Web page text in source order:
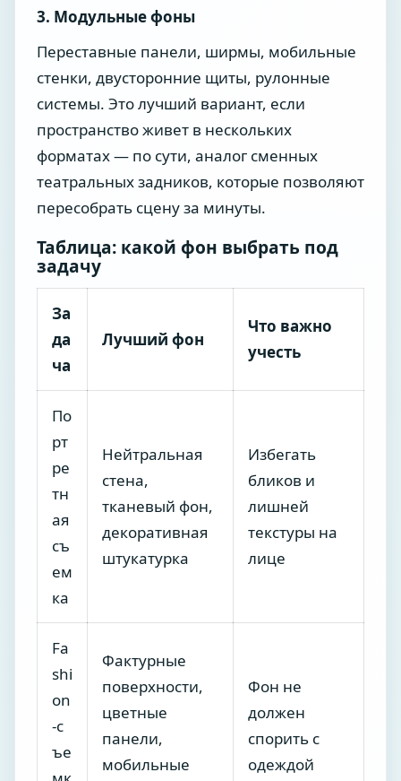
3. Модульные фоны
Переставные панели, ширмы, мобильные
стенки, двусторонние щиты, рулонные
системы. Это лучший вариант, если
пространство живет в нескольких
форматах — по сути, аналог сменных
театральных задников, которые позволяют
пересобрать сцену за минуты.
Таблица: какой фон выбрать под
задачу
За
да
ча
Лучший фон
Что важно
учесть
По
рт
ре
тн
ая
съ
ем
ка
Нейтральная
стена,
тканевый фон,
декоративная
штукатурка
Избегать
бликов и
лишней
текстуры на
лице
Fa
shi
on
-с
ъе
Фактурные
поверхности,
цветные
панели,
мобильные
Фон не
должен
спорить с
одеждой